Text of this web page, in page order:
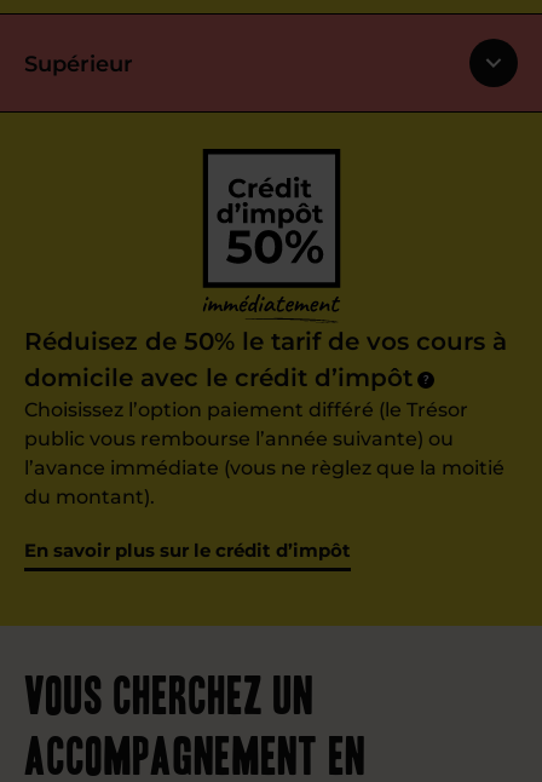
Supérieur
Réduisez de 50% le tarif de vos cours à
domicile avec le crédit d’impôt
?
Choisissez l’option paiement différé (le Trésor
public vous rembourse l’année suivante) ou
l’avance immédiate (vous ne règlez que la moitié
du montant).
En savoir plus sur le crédit d’impôt
Vous cherchez un
accompagnement en